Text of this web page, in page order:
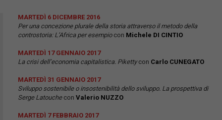
MARTEDÌ 6 DICEMBRE 2016
Per una concezione plurale della storia attraverso il metodo della
controstoria: L’Africa per esempiocon Michele DI CINTIO
MARTEDÌ 17 GENNAIO 2017
La crisi dell’economia capitalistica. Pikettycon Carlo CUNEGATO
MARTEDÌ 31 GENNAIO 2017
Sviluppo sostenibile o insostenibilità dello sviluppo. La prospettiva di
Serge Latouchecon Valerio NUZZO
MARTEDÌ 7 FEBBRAIO 2017